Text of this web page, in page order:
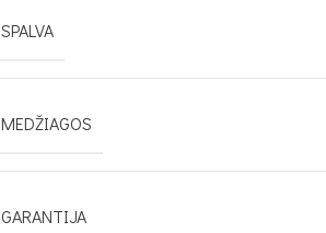
SPALVA
MEDŽIAGOS
GARANTIJA